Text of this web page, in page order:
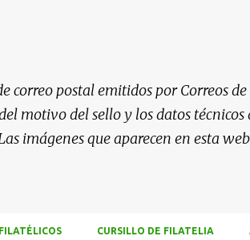
postal emitidos por Correos
motivo del sello y los datos técnicos
imágenes que aparecen en esta
CURSILLO DE FILATELIA